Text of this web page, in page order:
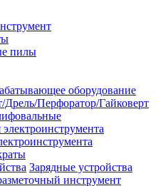
пилы
оборудование
Перфоратор/Гайковерт
Зарядные устройства